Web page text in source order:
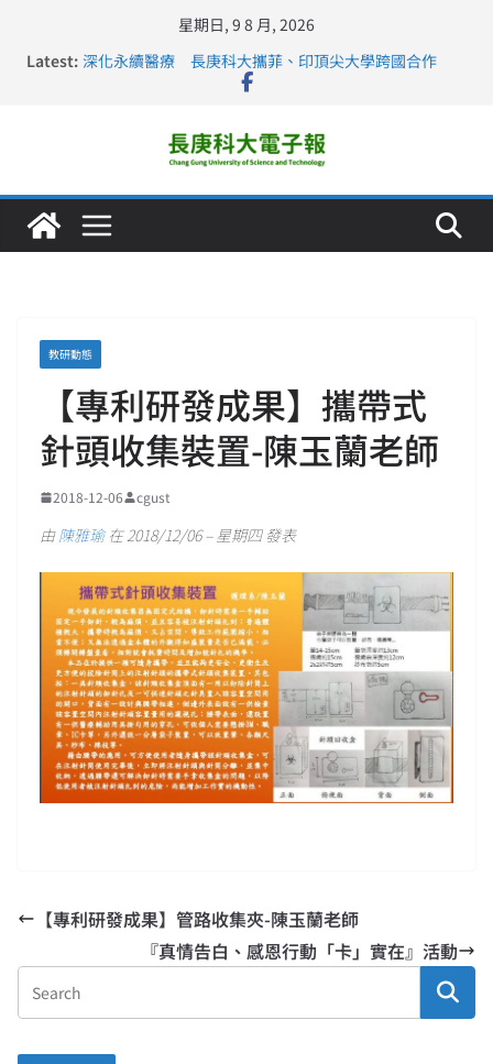
星期日, 9 8 月, 2026
Latest: 深化永續醫療 長庚科大攜菲、印頂尖大學跨國合作
長庚科大訪凱瑟醫療集團、美容學校收穫豐
仁德醫專與長庚科大締結策略聯盟 培育護理尖兵
長庚科大連四年穩居《遠見》醫學大學第5名 辦學實力再
教研動態
【專利研發成果】攜帶式
針頭收集裝置-陳玉蘭老師
2018-12-06 cgust
由陳雅瑜在 2018/12/06 – 星期四 發表
【專利研發成果】管路收集夾-陳玉蘭老師
『真情告白、感恩行動「卡」實在』活動